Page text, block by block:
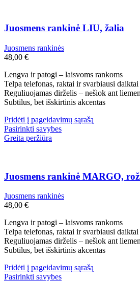
Juosmens rankinė LIU, žalia
Juosmens rankinės
48,00 €
Lengva ir patogi – laisvoms rankoms
Telpa telefonas, raktai ir svarbiausi daiktai
Reguliuojamas dirželis – nešiok ant
Subtilus, bet išskirtinis akcentas
Pridėti į pageidavimų sąrašą
Pasirinkti savybes
Greita peržiūra
Juosmens rankinė MARGO,
Juosmens rankinės
48,00 €
Lengva ir patogi – laisvoms rankoms
Telpa telefonas, raktai ir svarbiausi daiktai
Reguliuojamas dirželis – nešiok ant
Subtilus, bet išskirtinis akcentas
Pridėti į pageidavimų sąrašą
Pasirinkti savybes